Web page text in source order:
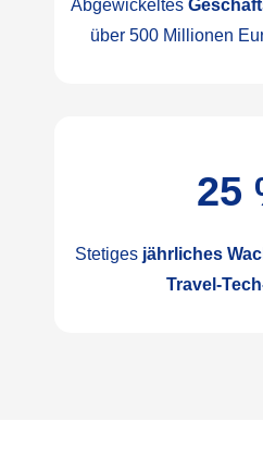
Abgewickeltes
über 500 Millionen
25
Stetiges jährliches
Travel-